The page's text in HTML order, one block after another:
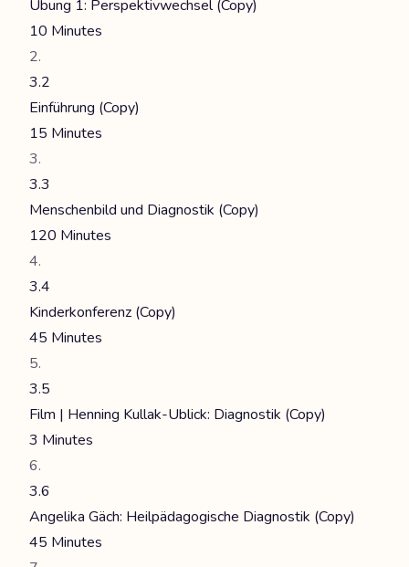
Übung 1: Perspektivwechsel (Copy)
10 Minutes
3.2
Einführung (Copy)
15 Minutes
3.3
Menschenbild und Diagnostik (Copy)
120 Minutes
3.4
Kinderkonferenz (Copy)
45 Minutes
3.5
Film | Henning Kullak-Ublick: Diagnostik (Copy)
3 Minutes
3.6
Angelika Gäch: Heilpädagogische Diagnostik (Copy)
45 Minutes